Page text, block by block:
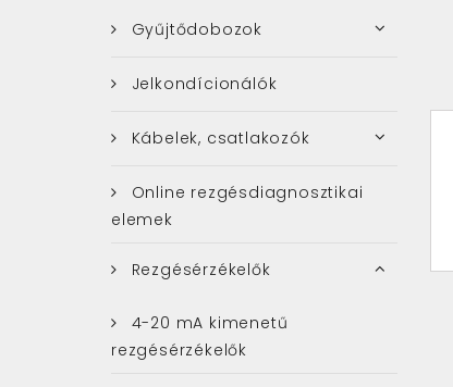
Gyűjtődobozok
Jelkondícionálók
Kábelek, csatlakozók
Online rezgésdiagnosztikai
elemek
Rezgésérzékelők
4-20 mA kimenetű
rezgésérzékelők